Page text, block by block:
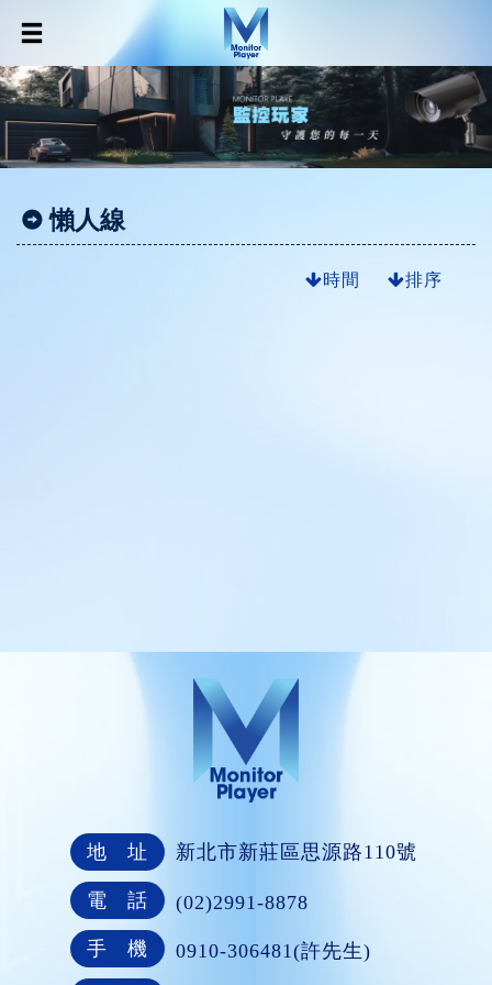
懶人線
時間 排序
地 址 新北市新莊區思源路110號
電 話 (02)2991-8878
手 機 0910-306481(許先生)